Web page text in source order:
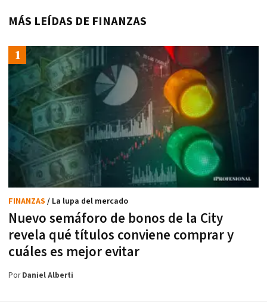
MÁS LEÍDAS DE FINANZAS
Nuevo semáforo de bonos de la City
revela qué títulos conviene comprar y
cuáles es mejor evitar
FINANZAS / La lupa del mercado
PorDaniel Alberti